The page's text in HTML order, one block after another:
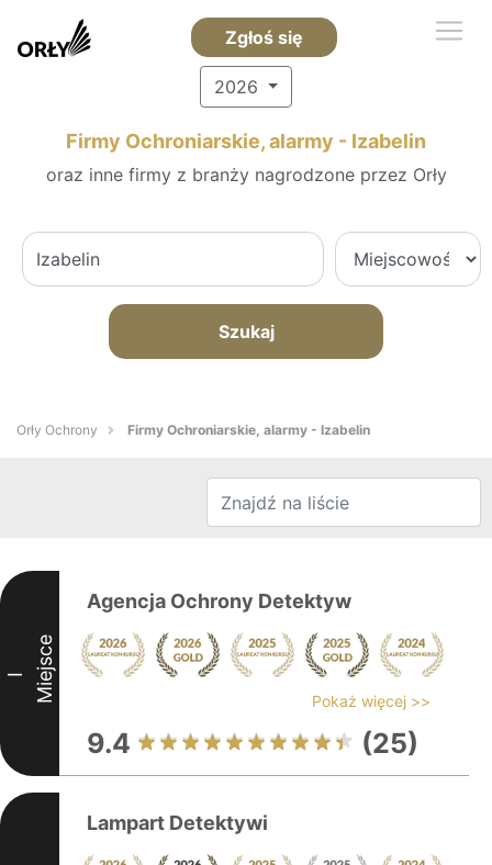
Zgłoś się
2026
Firmy Ochroniarskie, alarmy - Izabelin
oraz inne firmy z branży nagrodzone przez Orły
Szukaj
Orły Ochrony Firmy Ochroniarskie, alarmy - Izabelin
I Miejsce
Agencja Ochrony Detektyw
Pokaż więcej >>
9.4 (25)
Lampart Detektywi